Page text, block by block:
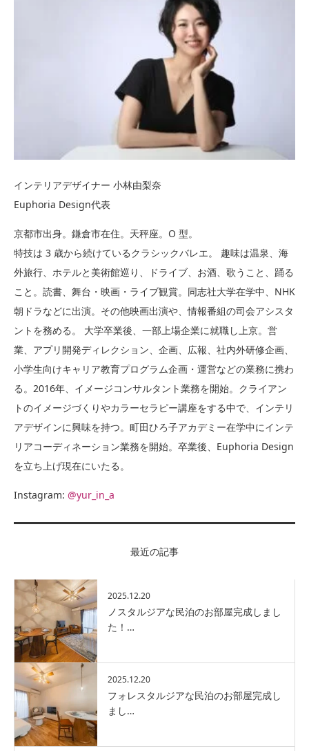
インテリアデザイナー 小林由梨奈
Euphoria Design代表
京都市出身。鎌倉市在住。天秤座。O 型。
特技は 3 歳から続けているクラシックバレエ。 趣味は温泉、海
外旅行、ホテルと美術館巡り、ドライブ、お酒、歌うこと、踊る
こと。読書、舞台・映画・ライブ観賞。同志社大学在学中、NHK
朝ドラなどに出演。その他映画出演や、情報番組の司会アシスタ
ントを務める。 大学卒業後、一部上場企業に就職し上京。営
業、アプリ開発ディレクション、企画、広報、社内外研修企画、
小学生向けキャリア教育プログラム企画・運営などの業務に携わ
る。2016年、イメージコンサルタント業務を開始。クライアン
トのイメージづくりやカラーセラピー講座をする中で、インテリ
アデザインに興味を持つ。町田ひろ子アカデミー在学中にインテ
リアコーディネーション業務を開始。卒業後、Euphoria Design
を立ち上げ現在にいたる。
Instagram: @yur_in_a
最近の記事
2025.12.20
ノスタルジアな民泊のお部屋完成しまし
た！…
2025.12.20
フォレスタルジアな民泊のお部屋完成し
まし…